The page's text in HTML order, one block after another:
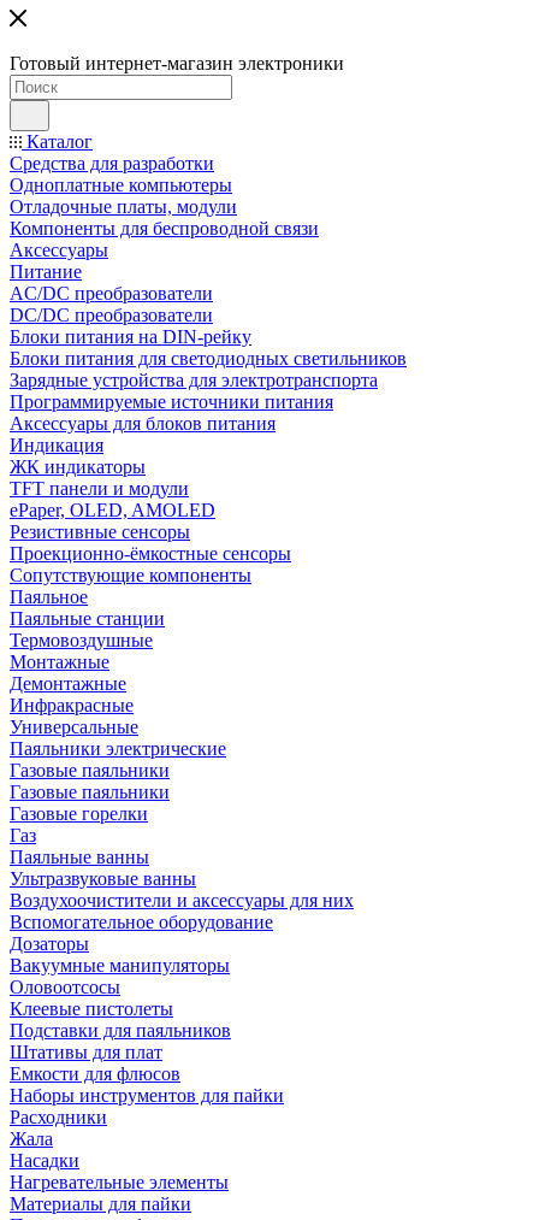
Готовый интернет-магазин электроники
Каталог
Средства для разработки
Одноплатные компьютеры
Отладочные платы, модули
Компоненты для беспроводной связи
Аксессуары
Питание
AC/DC преобразователи
DC/DC преобразователи
Блоки питания на DIN-рейку
Блоки питания для светодиодных светильников
Зарядные устройства для электротранспорта
Программируемые источники питания
Аксессуары для блоков питания
Индикация
ЖК индикаторы
TFT панели и модули
ePaper, OLED, AMOLED
Резистивные сенсоры
Проекционно-ёмкостные сенсоры
Сопутствующие компоненты
Паяльное
Паяльные станции
Термовоздушные
Монтажные
Демонтажные
Инфракрасные
Универсальные
Паяльники электрические
Газовые паяльники
Газовые паяльники
Газовые горелки
Газ
Паяльные ванны
Ультразвуковые ванны
Воздухоочистители и аксессуары для них
Вспомогательное оборудование
Дозаторы
Вакуумные манипуляторы
Оловоотсосы
Клеевые пистолеты
Подставки для паяльников
Штативы для плат
Емкости для флюсов
Наборы инструментов для пайки
Расходники
Жала
Насадки
Нагревательные элементы
Материалы для пайки